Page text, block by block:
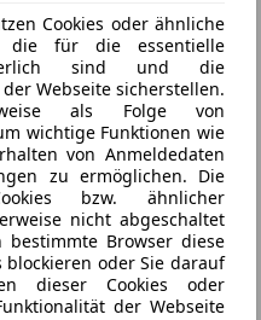
Irrtümer und
übernimmt
Angaben im Inserat.
Kraftstoffverbrauch
Emissionen neuer
"Leitfaden über den
Cookies oder ähnliche
die für die essentielle
sind und die
Webseite sicherstellen.
als Folge von
wichtige Funktionen wie
von Anmeldedaten
zu ermöglichen. Die
bzw. ähnlicher
nicht abgeschaltet
Browser diese
blockieren oder Sie darauf
dieser Cookies oder
der Webseite